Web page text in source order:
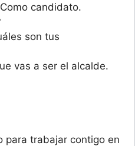
candidato.
son tus
vas a ser el alcalde.
para trabajar contigo en